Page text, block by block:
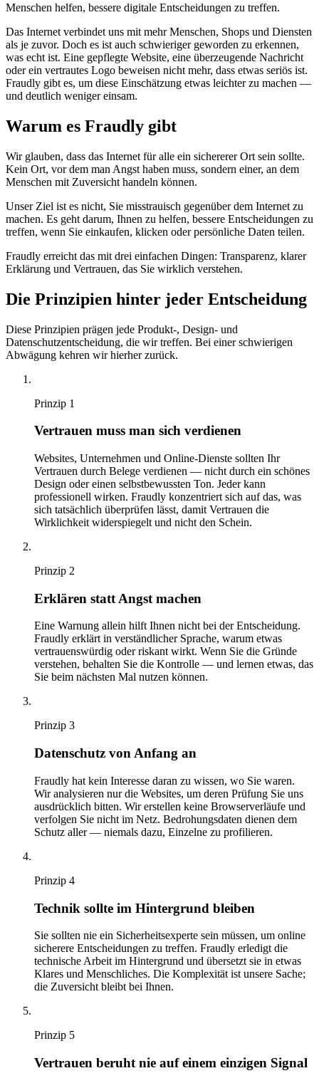
Menschen helfen, bessere digitale Entscheidungen zu treffen.
Das Internet verbindet uns mit mehr Menschen, Shops und Diensten
als je zuvor. Doch es ist auch schwieriger geworden zu erkennen,
was echt ist. Eine gepflegte Website, eine überzeugende Nachricht
oder ein vertrautes Logo beweisen nicht mehr, dass etwas seriös ist.
Fraudly gibt es, um diese Einschätzung etwas leichter zu machen —
und deutlich weniger einsam.
Warum es Fraudly gibt
Wir glauben, dass das Internet für alle ein sichererer Ort sein sollte.
Kein Ort, vor dem man Angst haben muss, sondern einer, an dem
Menschen mit Zuversicht handeln können.
Unser Ziel ist es nicht, Sie misstrauisch gegenüber dem Internet zu
machen. Es geht darum, Ihnen zu helfen, bessere Entscheidungen zu
treffen, wenn Sie einkaufen, klicken oder persönliche Daten teilen.
Fraudly erreicht das mit drei einfachen Dingen: Transparenz, klarer
Erklärung und Vertrauen, das Sie wirklich verstehen.
Die Prinzipien hinter jeder Entscheidung
Diese Prinzipien prägen jede Produkt-, Design- und
Datenschutzentscheidung, die wir treffen. Bei einer schwierigen
Abwägung kehren wir hierher zurück.
Prinzip 1
Vertrauen muss man sich verdienen
Websites, Unternehmen und Online-Dienste sollten Ihr
Vertrauen durch Belege verdienen — nicht durch ein schönes
Design oder einen selbstbewussten Ton. Jeder kann
professionell wirken. Fraudly konzentriert sich auf das, was
sich tatsächlich überprüfen lässt, damit Vertrauen die
Wirklichkeit widerspiegelt und nicht den Schein.
Prinzip 2
Erklären statt Angst machen
Eine Warnung allein hilft Ihnen nicht bei der Entscheidung.
Fraudly erklärt in verständlicher Sprache, warum etwas
vertrauenswürdig oder riskant wirkt. Wenn Sie die Gründe
verstehen, behalten Sie die Kontrolle — und lernen etwas, das
Sie beim nächsten Mal nutzen können.
Prinzip 3
Datenschutz von Anfang an
Fraudly hat kein Interesse daran zu wissen, wo Sie waren.
Wir analysieren nur die Websites, um deren Prüfung Sie uns
ausdrücklich bitten. Wir erstellen keine Browserverläufe und
verfolgen Sie nicht im Netz. Bedrohungsdaten dienen dem
Schutz aller — niemals dazu, Einzelne zu profilieren.
Prinzip 4
Technik sollte im Hintergrund bleiben
Sie sollten nie ein Sicherheitsexperte sein müssen, um online
sicherere Entscheidungen zu treffen. Fraudly erledigt die
technische Arbeit im Hintergrund und übersetzt sie in etwas
Klares und Menschliches. Die Komplexität ist unsere Sache;
die Zuversicht bleibt bei Ihnen.
Prinzip 5
Vertrauen beruht nie auf einem einzigen Signal